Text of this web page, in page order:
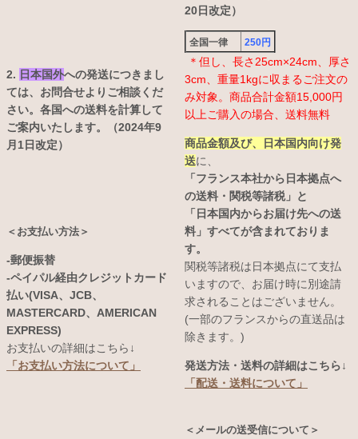
2. 日本国外への発送につきまし
ては、お問合せよりご相談くだ
さい。各国への送料を計算して
ご案内いたします。（2024年9
月1日改定）
＜お支払い方法＞
-郵便振替
-ペイパル経由クレジットカード
払い(VISA、JCB、
MASTERCARD、AMERICAN
EXPRESS)
お支払いの詳細はこちら↓
「お支払い方法について」
20日改定）
全国一律 250円
＊但し、長さ25cm×24cm、厚さ
3cm、重量1kgに収まるご注文の
み対象。商品合計金額15,000円
以上ご購入の場合、送料無料
商品金額及び、日本国内向け発
送に、
「フランス本社から日本拠点へ
の送料・関税等諸税」と
「日本国内からお届け先への送
料」すべてが含まれておりま
す。
関税等諸税は日本拠点にて支払
いますので、お届け時に別途請
求されることはございません。
(一部のフランスからの直送品は
除きます。)
発送方法・送料の詳細はこちら↓
「配送・送料について」
＜メールの送受信について＞